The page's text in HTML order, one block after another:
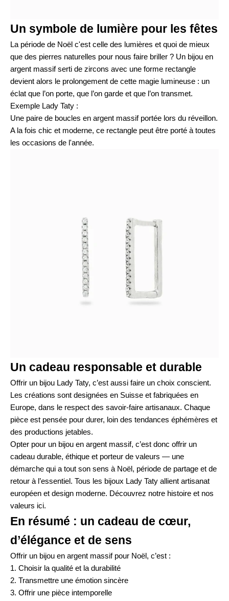
Un symbole de lumière pour les fêtes
La période de Noël c'est celle des lumières et quoi de mieux
que des pierres naturelles pour nous faire briller ? Un bijou en
argent massif serti de zircons avec une forme rectangle
devient alors le prolongement de cette magie lumineuse : un
éclat que l’on porte, que l’on garde et que l’on transmet.
Exemple Lady Taty :
Une paire de boucles en argent massifportée lors du réveillon.
A la fois chic et moderne, ce rectangle peut être porté à toutes
les occasions de l'année.
Un cadeau responsable et durable
Offrir un bijou Lady Taty, c’est aussi faire un choix conscient.
Les créations sont designées en Suisse et fabriquées en
Europe, dans le respect des savoir-faire artisanaux. Chaque
pièce est pensée pour durer, loin des tendances éphémères et
des productions jetables.
Opter pour un bijou en argent massif, c’est donc offrir un
cadeau durable, éthique et porteur de valeurs — une
démarche qui a tout son sens à Noël, période de partage et de
retour à l’essentiel. Tous les bijoux Lady Taty allient artisanat
européen et design moderne. Découvrez notre histoire et nos
valeurs ici.
En résumé : un cadeau de cœur,
d’élégance et de sens
Offrir un bijou en argent massif pour Noël, c’est :
Choisir la qualité et la durabilité
Transmettre une émotion sincère
Offrir une pièce intemporelle